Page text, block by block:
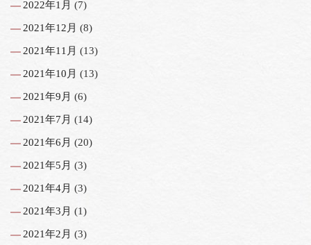
2022年1月 (7)
2021年12月 (8)
2021年11月 (13)
2021年10月 (13)
2021年9月 (6)
2021年7月 (14)
2021年6月 (20)
2021年5月 (3)
2021年4月 (3)
2021年3月 (1)
2021年2月 (3)